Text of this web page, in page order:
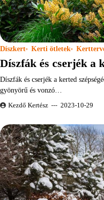
Díszkert Kerti ötletek
Díszfák és cserjék a
Díszfák és cserjék a kerted
gyönyörű és vonzó…
Kezdő Kertész 2023-10-29